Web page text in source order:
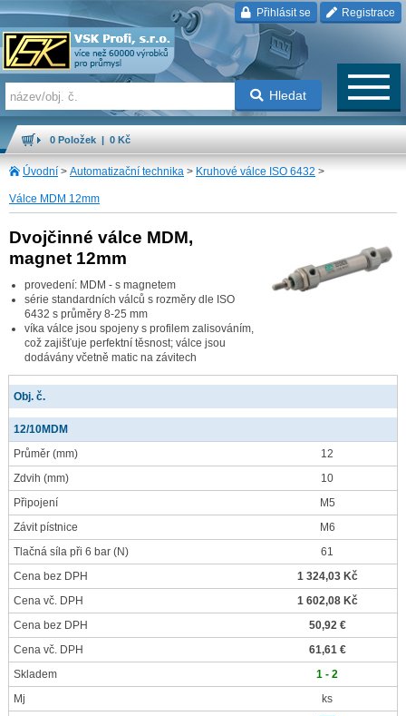
Přihlásit se Registrace
Hledat
0 Položek | 0 Kč
Úvodní > Automatizační technika > Kruhové válce ISO 6432 >
Válce MDM 12mm
Dvojčinné válce MDM,
magnet 12mm
provedení: MDM - s magnetem
série standardních válců s rozměry dle ISO
6432 s průměry 8-25 mm
víka válce jsou spojeny s profilem zalisováním,
což zajišťuje perfektní těsnost; válce jsou
dodávány včetně matic na závitech
Obj. č.
12/10MDM
Průměr (mm)
12
Zdvih (mm)
10
Připojení
M5
Závit pístnice
M6
Tlačná síla při 6 bar (N)
61
Cena bez DPH
1 324,03 Kč
Cena vč. DPH
1 602,08 Kč
Cena bez DPH
50,92 €
Cena vč. DPH
61,61 €
Skladem
1 - 2
Mj
ks